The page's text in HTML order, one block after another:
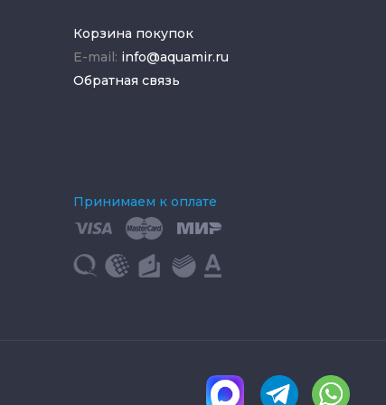
Корзина покупок
E-mail: info@aquamir.ru
Обратная связь
Принимаем к оплате